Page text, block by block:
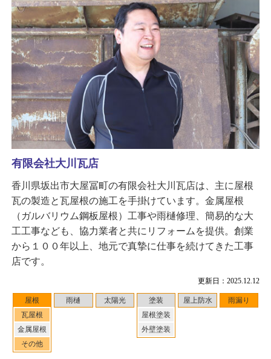
更新日：2025.12.12
屋根
瓦屋根
金属屋根
その他
雨樋 太陽光
塗装
屋根塗装
外壁塗装
屋上防水 雨漏り
有限会社大川瓦店
香川県坂出市大屋冨町の有限会社大川瓦店は、主に屋根
瓦の製造と瓦屋根の施工を手掛けています。金属屋根
（ガルバリウム鋼板屋根）工事や雨樋修理、簡易的な大
工工事なども、協力業者と共にリフォームを提供。創業
から１００年以上、地元で真摯に仕事を続けてきた工事
店です。